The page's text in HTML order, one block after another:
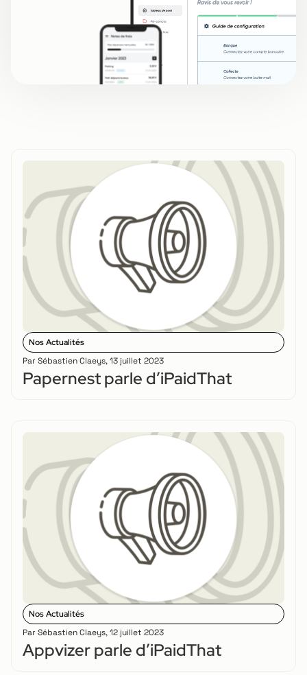
Nos Actualités
Par Sébastien Claeys,13 juillet 2023
Papernest parle d’iPaidThat
Nos Actualités
Par Sébastien Claeys,12 juillet 2023
Appvizer parle d’iPaidThat